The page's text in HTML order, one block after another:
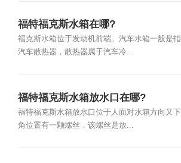
福特福克斯水箱在哪?
福克斯水箱位于发动机前端。汽车水箱一般是指
汽车散热器，散热器属于汽车冷...
福特福克斯水箱放水口在哪?
福特福克斯水箱放水口位于人面对水箱方向又下
角位置有一颗螺丝，该螺丝是放...